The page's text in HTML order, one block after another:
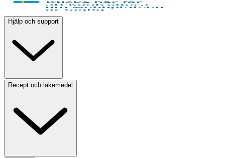
Hjälp och support
Recept och läkemedel